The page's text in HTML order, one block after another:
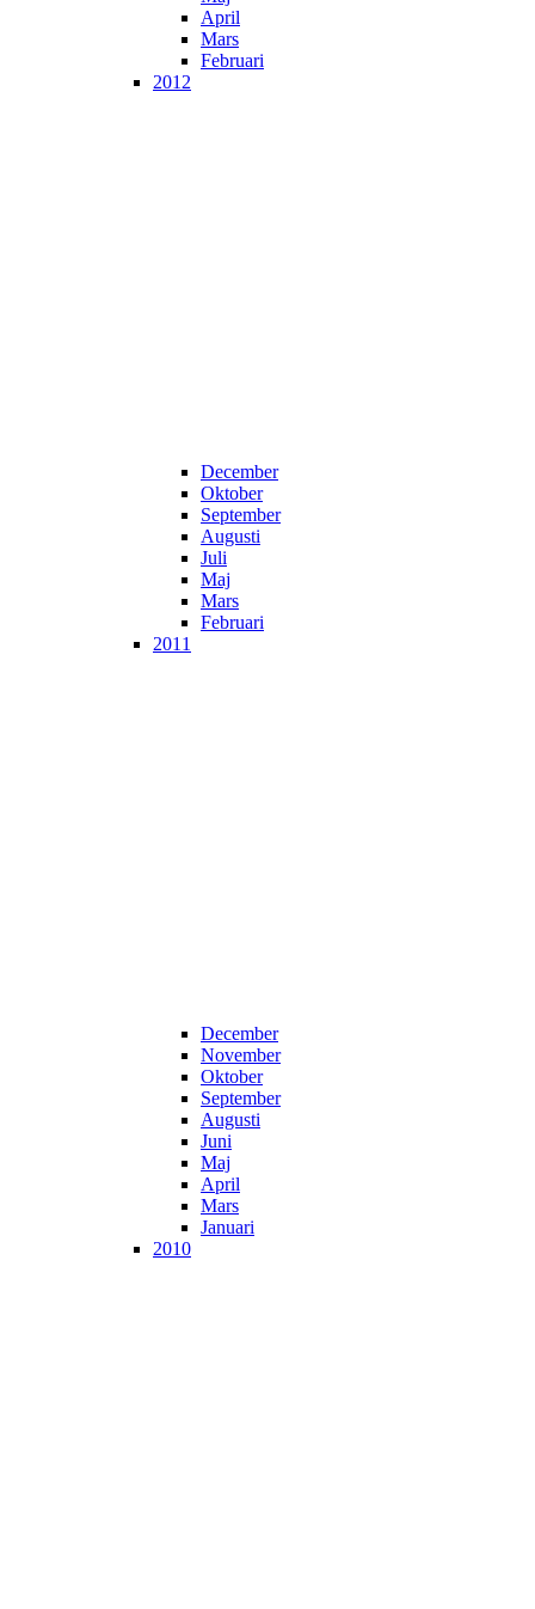
April
Mars
Februari
2012
December
Oktober
September
Augusti
Juli
Maj
Mars
Februari
2011
December
November
Oktober
September
Augusti
Juni
Maj
April
Mars
Januari
2010